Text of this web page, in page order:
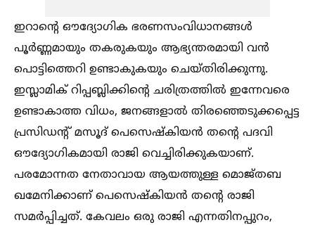
ഇറാന്റെ ഔദ്യോഗിക ഭരണസംവിധാനങ്ങള്‍
പൂര്‍ണ്ണമായും തകരുകയും ആഭ്യന്തരമായി വന്‍
പൊട്ടിത്തെറി ഉണ്ടാകുകയും ചെയ്തിരിക്കുന്നു.
ഇസ്ലാമിക് റിപ്പബ്ലിക്കിന്റെ ചരിത്രത്തില്‍ ഇന്നേവരെ
ഉണ്ടാകാത്ത വിധം, ജനങ്ങളാല്‍ തിരഞ്ഞെടുക്കപ്പെട്ട
പ്രസിഡന്റ് മസൂദ് പെസെഷ്‌കിയന്‍ തന്റെ പദവി
ഔദ്യോഗികമായി രാജി വെച്ചിരിക്കുകയാണ്.
പരമോന്നത നേതാവായ ആയത്തുള്ള മൊജ്തബ
ഖമേനിക്കാണ് പെസെഷ്‌കിയന്‍ തന്റെ രാജി
സമര്‍പ്പിച്ചത്. കേവലം ഒരു രാജി എന്നതിനപ്പുറം,